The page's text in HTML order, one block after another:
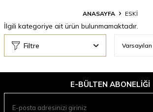
ANASAYFA ESKİ
İlgili kategoriye ait ürün bulunmamaktadır.
Filtre
E-BÜLTEN ABONELIĞI